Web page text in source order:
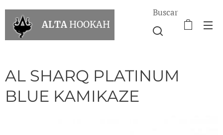
ALTA HOOKAH
Buscar
AL SHARQ PLATINUM
BLUE KAMIKAZE